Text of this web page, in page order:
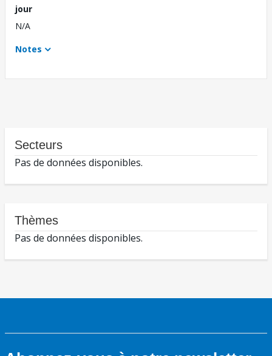
jour
N/A
Notes
Secteurs
Pas de données disponibles.
Thèmes
Pas de données disponibles.